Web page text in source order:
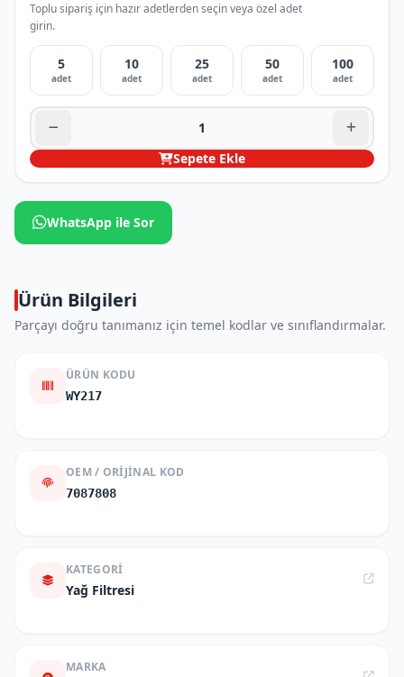
Toplu sipariş için hazır adetlerden seçin veya özel adet
girin.
5
adet
10
adet
25
adet
50
adet
100
adet
Sepete Ekle
WhatsApp ile Sor
Ürün Bilgileri
Parçayı doğru tanımanız için temel kodlar ve sınıflandırmalar.
ÜRÜN KODU
WY217
OEM / ORIJINAL KOD
7087808
KATEGORI
Yağ Filtresi
MARKA